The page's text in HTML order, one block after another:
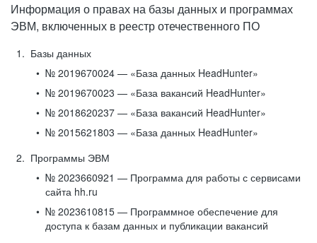
Информация о правах на базы данных и программах
ЭВМ, включенных в реестр отечественного ПО
Базы данных
№ 2019670024 — «База данных HeadHunter»
№ 2019670023 — «База вакансий HeadHunter»
№ 2018620237 — «База вакансий HeadHunter»
№ 2015621803 — «База данных HeadHunter»
Программы ЭВМ
№ 2023660921 — Программа для работы с сервисами
сайта hh.ru
№ 2023610815 — Программное обеспечение для
доступа к базам данных и публикации вакансий